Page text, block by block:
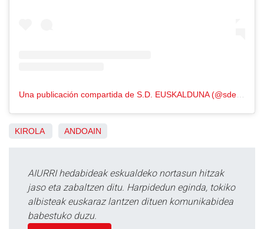
KIROLA ANDOAIN
AIURRI hedabideak eskualdeko nortasun hitzak
jaso eta zabaltzen ditu. Harpidedun eginda, tokiko
albisteak euskaraz lantzen dituen komunikabidea
babestuko duzu.